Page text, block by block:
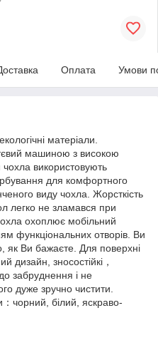
Оплата Умови
матеріали.
машиною з високою
використовують
для комфортного
виду чохла. Жорсткість
легко не зламався при
охоплює мобільний
функціональних отворів. Ви
як Ви бажаєте. Для поверхні
дизайн, зносостійкі，
до забруднення і не
дуже зручно чистити.
чорний, білий, яскраво-